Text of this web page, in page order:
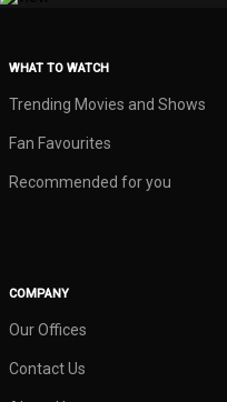
WHAT TO WATCH
Trending Movies and Shows
Fan Favourites
Recommended for you
COMPANY
Our Offices
Contact Us